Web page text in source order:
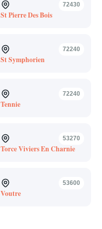
72430
St Pierre Des Bois
72240
St Symphorien
72240
Tennie
53270
Torce Viviers En Charnie
53600
Voutre